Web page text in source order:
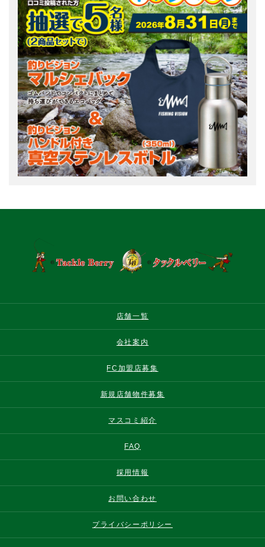
店舗一覧
会社案内
FC加盟店募集
新規店舗物件募集
マスコミ紹介
FAQ
採用情報
お問い合わせ
プライバシーポリシー